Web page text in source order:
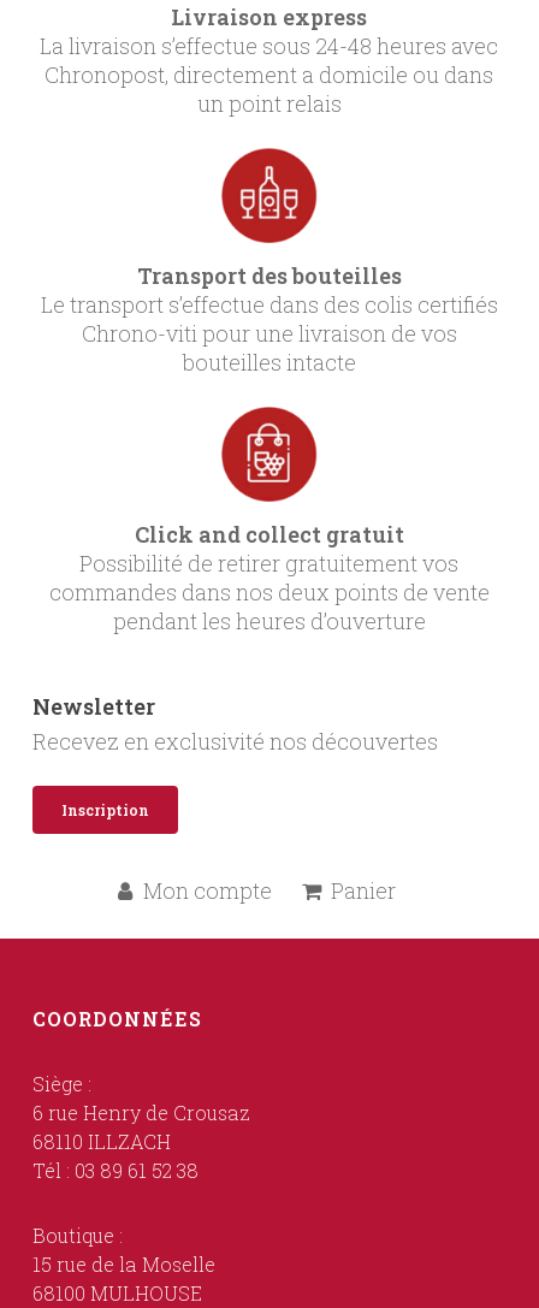
Livraison express
La livraison s’effectue sous 24-48 heures avec
Chronopost, directement a domicile ou dans
un point relais
Transport des bouteilles
Le transport s’effectue dans des colis certifiés
Chrono-viti pour une livraison de vos
bouteilles intacte
Click and collect gratuit
Possibilité de retirer gratuitement vos
commandes dans nos deux points de vente
pendant les heures d’ouverture
Newsletter
Recevez en exclusivité nos découvertes
Inscription
Mon compte Panier
COORDONNÉES
Siège :
6 rue Henry de Crousaz
68110 ILLZACH
Tél : 03 89 61 52 38
Boutique :
15 rue de la Moselle
68100 MULHOUSE